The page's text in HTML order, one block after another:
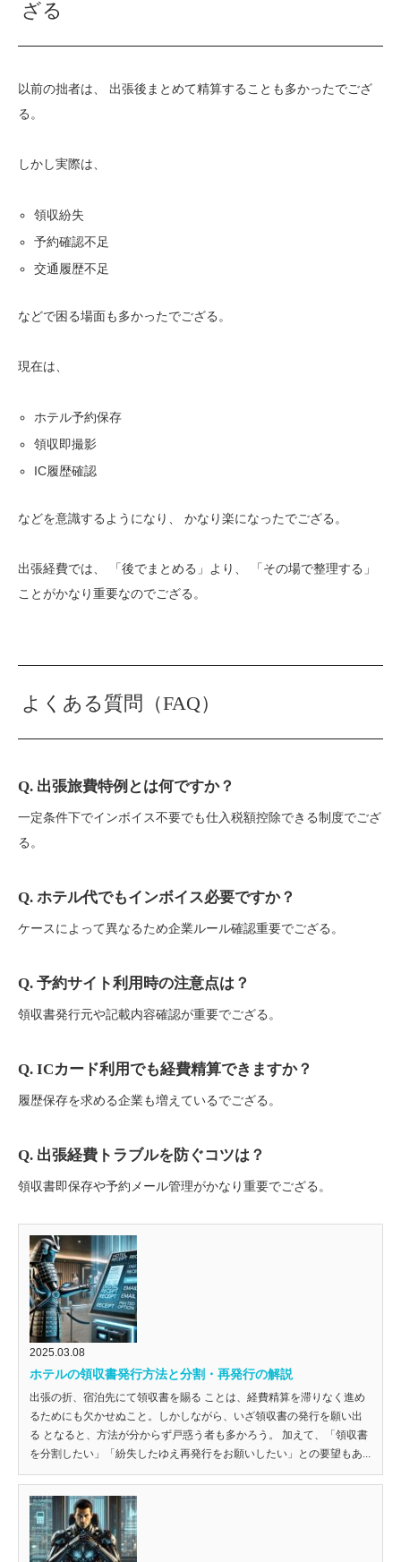
ざる
以前の拙者は、 出張後まとめて精算することも多かったでござ
る。
しかし実際は、
領収紛失
予約確認不足
交通履歴不足
などで困る場面も多かったでござる。
現在は、
ホテル予約保存
領収即撮影
IC履歴確認
などを意識するようになり、 かなり楽になったでござる。
出張経費では、 「後でまとめる」より、 「その場で整理する」
ことがかなり重要なのでござる。
よくある質問（FAQ）
Q. 出張旅費特例とは何ですか？
一定条件下でインボイス不要でも仕入税額控除できる制度でござ
る。
Q. ホテル代でもインボイス必要ですか？
ケースによって異なるため企業ルール確認重要でござる。
Q. 予約サイト利用時の注意点は？
領収書発行元や記載内容確認が重要でござる。
Q. ICカード利用でも経費精算できますか？
履歴保存を求める企業も増えているでござる。
Q. 出張経費トラブルを防ぐコツは？
領収書即保存や予約メール管理がかなり重要でござる。
2025.03.08
ホテルの領収書発行方法と分割・再発行の解説
出張の折、宿泊先にて領収書を賜る ことは、経費精算を滞りなく進め
るためにも欠かせぬこと。しかしながら、いざ領収書の発行を願い出
る となると、方法が分からず戸惑う者も多かろう。 加えて、「領収書
を分割したい」「紛失したゆえ再発行をお願いしたい」との要望もあ...